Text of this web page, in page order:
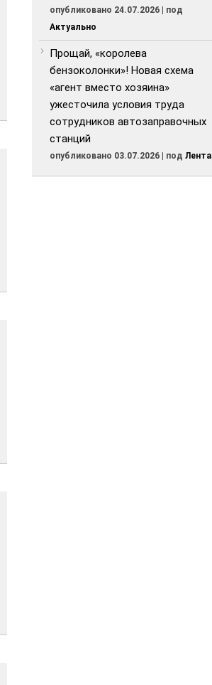
опубликовано 24.07.2026 | под
Актуально
Прощай, «королева
бензоколонки»! Новая схема
«агент вместо хозяина»
ужесточила условия труда
сотрудников автозаправочных
станций
опубликовано 03.07.2026 | под Лента